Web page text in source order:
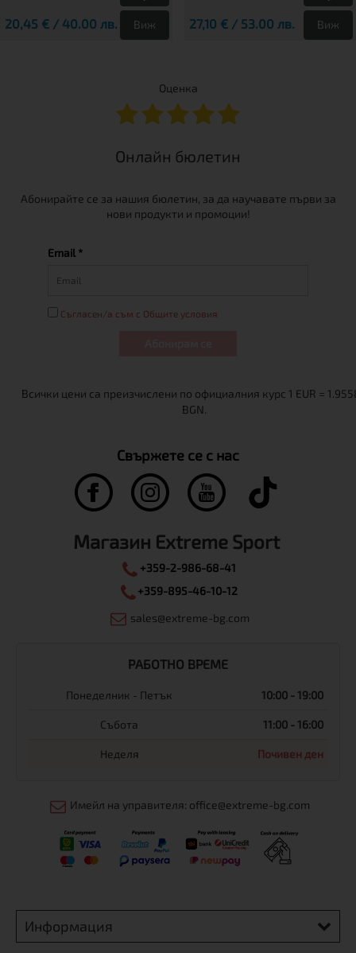
20,45 € / 40.00 лв. Виж 27,10 € / 53.00 лв. Виж
Оценка
Онлайн бюлетин
Абонирайте се за нашия бюлетин, за да научавате първи за
нови продукти и промоции!
Email *
Съгласен/а съм с Общите условия
Свържете се с нас
Магазин Extreme Sport
+359-2-986-68-41
+359-895-46-10-12
sales@extreme-bg.com
РАБОТНО ВРЕМЕ
Понеделник - Петък 10:00 - 19:00
Събота 11:00 - 16:00
Неделя Почивен ден
Имейл на управителя: office@extreme-bg.com
Информация